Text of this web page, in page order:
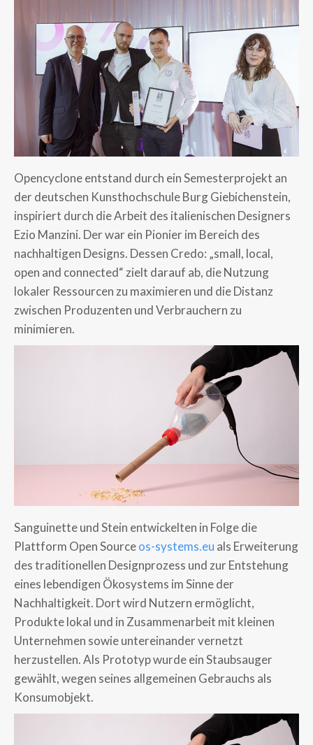
Opencyclone entstand durch ein Semesterprojekt an
der deutschen Kunsthochschule Burg Giebichenstein,
inspiriert durch die Arbeit des italienischen Designers
Ezio Manzini. Der war ein Pionier im Bereich des
nachhaltigen Designs. Dessen Credo: „small, local,
open and connected“ zielt darauf ab, die Nutzung
lokaler Ressourcen zu maximieren und die Distanz
zwischen Produzenten und Verbrauchern zu
minimieren.
Sanguinette und Stein entwickelten in Folge die
Plattform Open Sourceos-systems.eu als Erweiterung
des traditionellen Designprozess und zur Entstehung
eines lebendigen Ökosystems im Sinne der
Nachhaltigkeit. Dort wird Nutzern ermöglicht,
Produkte lokal und in Zusammenarbeit mit kleinen
Unternehmen sowie untereinander vernetzt
herzustellen. Als Prototyp wurde ein Staubsauger
gewählt, wegen seines allgemeinen Gebrauchs als
Konsumobjekt.